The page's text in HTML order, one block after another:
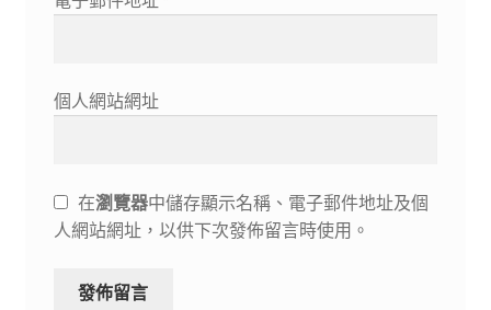
個人網站網址
在瀏覽器中儲存顯示名稱、電子郵件地址及個
人網站網址，以供下次發佈留言時使用。